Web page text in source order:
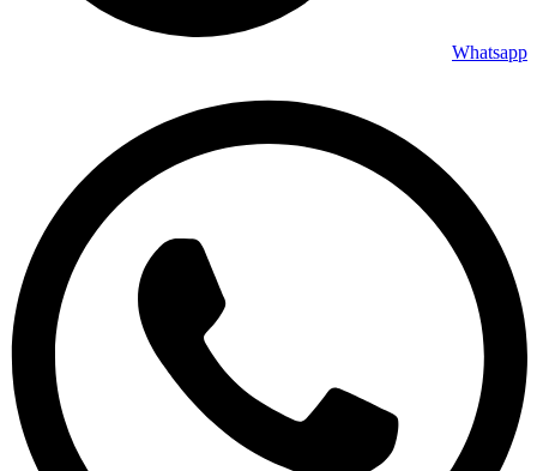
Whatsapp